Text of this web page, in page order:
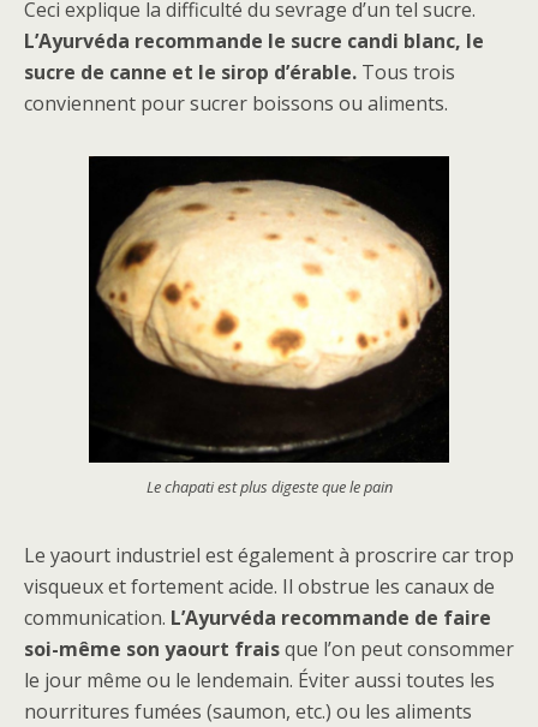
Ceci explique la difficulté du sevrage d’un tel sucre.
L’Ayurvéda recommande le sucre candi blanc, le
sucre de canne et le sirop d’érable. Tous trois
conviennent pour sucrer boissons ou aliments.
Le chapati est plus digeste que le pain
Le yaourt industriel est également à proscrire car trop
visqueux et fortement acide. Il obstrue les canaux de
communication. L’Ayurvéda recommande de faire
soi-même son yaourt fraisque l’on peut consommer
le jour même ou le lendemain. Éviter aussi toutes les
nourritures fumées (saumon, etc.) ou les aliments